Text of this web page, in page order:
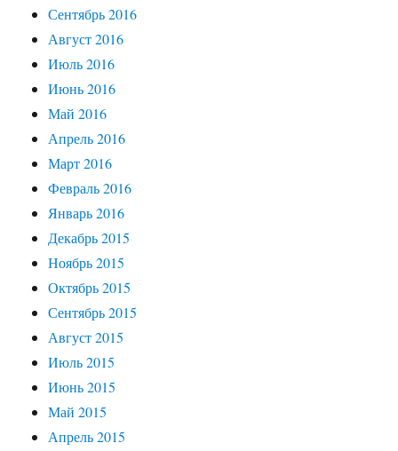
Сентябрь 2016
Август 2016
Июль 2016
Июнь 2016
Май 2016
Апрель 2016
Март 2016
Февраль 2016
Январь 2016
Декабрь 2015
Ноябрь 2015
Октябрь 2015
Сентябрь 2015
Август 2015
Июль 2015
Июнь 2015
Май 2015
Апрель 2015